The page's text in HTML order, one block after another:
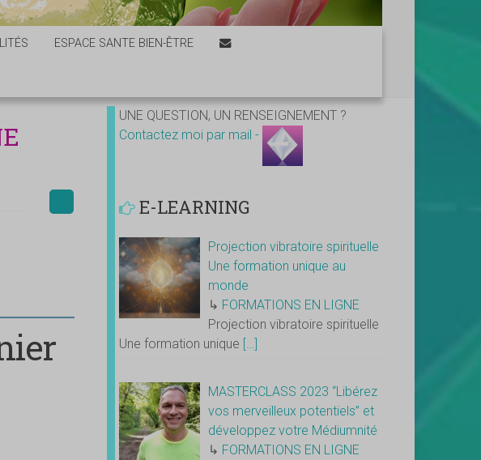
ESPACE SANTE BIEN-ÊTRE
UNE QUESTION, UN RENSEIGNEMENT ?
Contactez moi par mail -
E-LEARNING
Projection vibratoire spirituelle
Une formation unique au
monde
↳ FORMATIONS EN LIGNE
Projection vibratoire spirituelle
Une formation unique […]
MASTERCLASS 2023 “Libérez
vos merveilleux potentiels” et
développez votre Médiumnité
↳ FORMATIONS EN LIGNE